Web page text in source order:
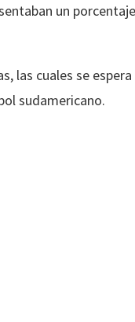
un
las cuales se
sudamericano.